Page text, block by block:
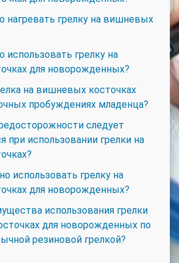
нагревать грелку на вишневых
использовать грелку на
для новорожденных?
на вишневых косточках
пробуждениях младенца?
следует
при использовании грелки на
использовать грелку на
для новорожденных?
использования грелки
для новорожденных по
резиновой грелкой?